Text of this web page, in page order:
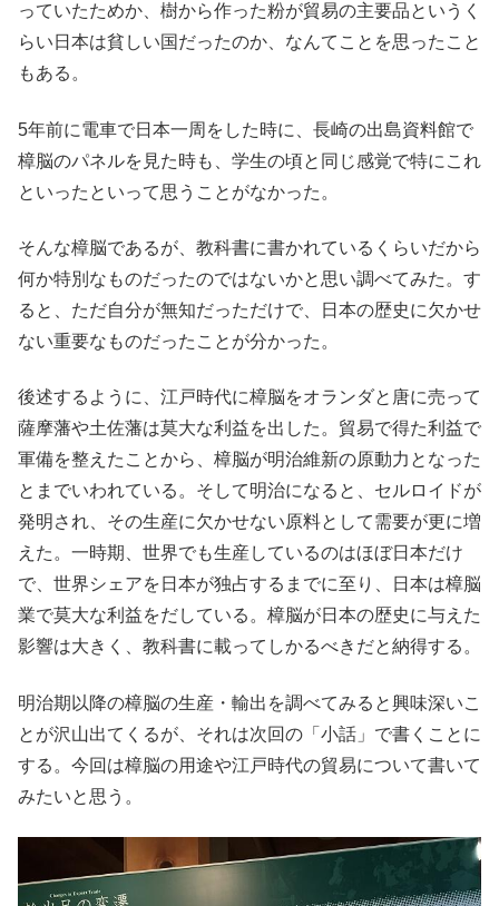
っていたためか、樹から作った粉が貿易の主要品というく
らい日本は貧しい国だったのか、なんてことを思ったこと
もある。
5年前に電車で日本一周をした時に、長崎の出島資料館で
樟脳のパネルを見た時も、学生の頃と同じ感覚で特にこれ
といったといって思うことがなかった。
そんな樟脳であるが、教科書に書かれているくらいだから
何か特別なものだったのではないかと思い調べてみた。す
ると、ただ自分が無知だっただけで、日本の歴史に欠かせ
ない重要なものだったことが分かった。
後述するように、江戸時代に樟脳をオランダと唐に売って
薩摩藩や土佐藩は莫大な利益を出した。貿易で得た利益で
軍備を整えたことから、樟脳が明治維新の原動力となった
とまでいわれている。そして明治になると、セルロイドが
発明され、その生産に欠かせない原料として需要が更に増
えた。一時期、世界でも生産しているのはほぼ日本だけ
で、世界シェアを日本が独占するまでに至り、日本は樟脳
業で莫大な利益をだしている。樟脳が日本の歴史に与えた
影響は大きく、教科書に載ってしかるべきだと納得する。
明治期以降の樟脳の生産・輸出を調べてみると興味深いこ
とが沢山出てくるが、それは次回の「小話」で書くことに
する。今回は樟脳の用途や江戸時代の貿易について書いて
みたいと思う。